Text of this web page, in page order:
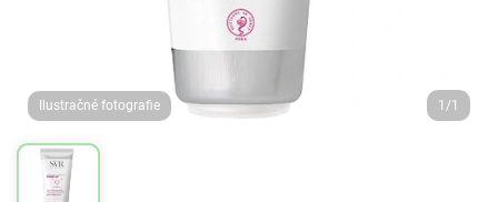
Ilustračné fotografie 1/1